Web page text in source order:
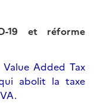
19 et réforme
Added Tax
abolit la taxe